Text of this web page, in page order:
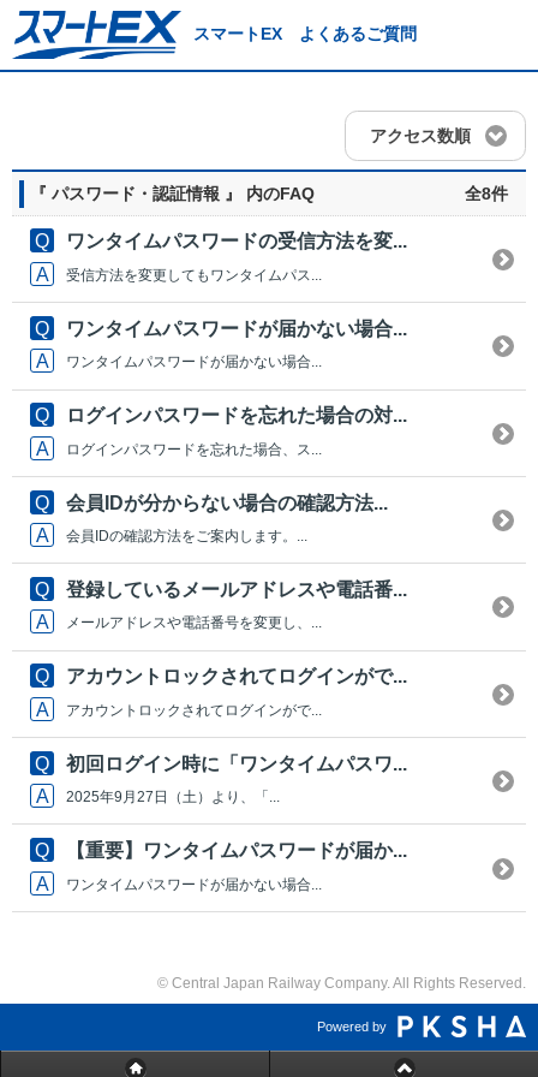
スマートEX よくあるご質問
アクセス数順
『 パスワード・認証情報 』 内のFAQ 全8件
ワンタイムパスワードの受信方法を変...
受信方法を変更してもワンタイムパス...
ワンタイムパスワードが届かない場合...
ワンタイムパスワードが届かない場合...
ログインパスワードを忘れた場合の対...
ログインパスワードを忘れた場合、ス...
会員IDが分からない場合の確認方法...
会員IDの確認方法をご案内します。...
登録しているメールアドレスや電話番...
メールアドレスや電話番号を変更し、...
アカウントロックされてログインがで...
アカウントロックされてログインがで...
初回ログイン時に「ワンタイムパスワ...
2025年9月27日（土）より、「...
【重要】ワンタイムパスワードが届か...
ワンタイムパスワードが届かない場合...
© Central Japan Railway Company. All Rights Reserved.
Powered by